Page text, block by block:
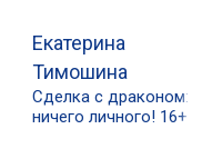
Екатерина
Тимошина
Сделка с драконом:
ничего личного! 16+